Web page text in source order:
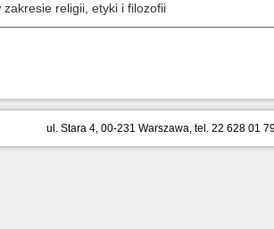
zakresie religii, etyki i filozofii
ul. Stara 4, 00-231 Warszawa, tel. 22 628 01